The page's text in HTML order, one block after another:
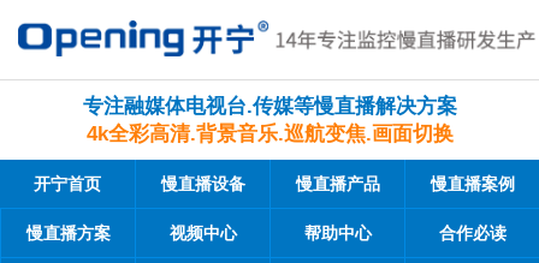
专注融媒体电视台.传媒等慢直播解决方案
4k全彩高清.背景音乐.巡航变焦.画面切换
开宁首页 慢直播设备 慢直播产品 慢直播案例
慢直播方案 视频中心 帮助中心 合作必读